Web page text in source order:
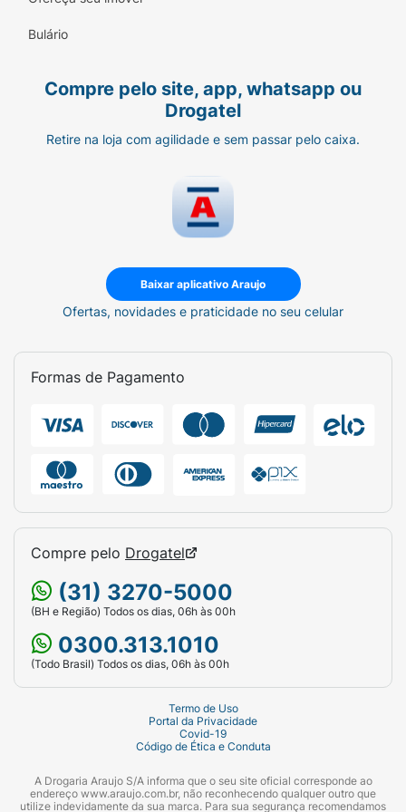
corantes e fragrâncias artificiais para
Praticidade de Uso:Embalagem compacta
de 50ml, ideal para levar na bolsa e aplicar
sempre que a pele necessitar de cuidado.
Bulário
Compre pelo site, app, whatsapp ou
Drogatel
Retire na loja com agilidade e sem passar pelo caixa.
Baixar aplicativo Araujo
Ofertas, novidades e praticidade no seu celular
Formas de Pagamento
Compre pelo Drogatel
(31) 3270-5000
(BH e Região) Todos os dias, 06h às 00h
0300.313.1010
(Todo Brasil) Todos os dias, 06h às 00h
Termo de Uso
Portal da Privacidade
Covid-19
Código de Ética e Conduta
A Drogaria Araujo S/A informa que o seu site oficial corresponde ao
endereço www.araujo.com.br, não reconhecendo qualquer outro que
utilize indevidamente da sua marca. Para sua segurança recomendamos